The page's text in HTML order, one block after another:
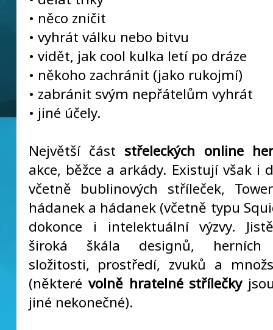
• něco zničit
• vyhrát válku nebo bitvu
• vidět, jak cool kulka letí po dráze
• někoho zachránit (jako rukojmí)
• zabránit svým nepřátelům vyhrát
• jiné účely.
Největší část střeleckých online
akce, běžce a arkády. Existují však i
včetně bublinových stříleček,
hádanek a hádanek (včetně typu
dokonce i intelektuální výzvy.
široká škála designů, herních
složitosti, prostředí, zvuků a
(některé volně hratelné střílečky
jiné nekonečné).